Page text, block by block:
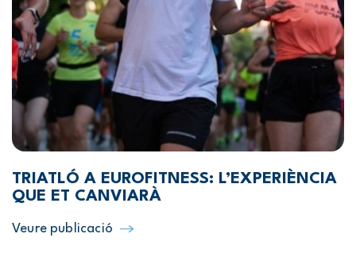
TRIATLÓ A EUROFITNESS: L’EXPERIÈNCIA
QUE ET CANVIARÀ
Veure publicació